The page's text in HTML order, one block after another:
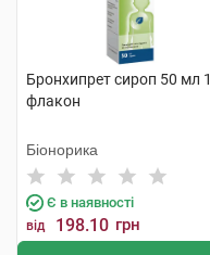
Бронхипрет сироп 50 мл 1
флакон
Біонорика
Є в наявності
від 198.10 грн